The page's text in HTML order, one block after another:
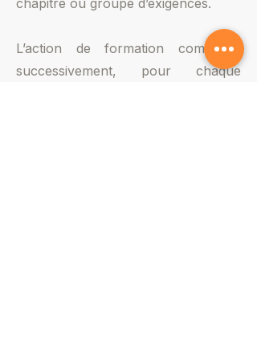
chapitre ou groupe d’exigences.
L’action de formation comprend
successivement, pour chaque